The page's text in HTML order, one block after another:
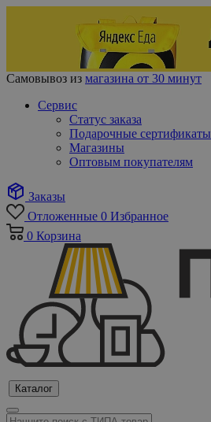
Самовывоз из магазина от 30 минут
Сервис
Статус заказа
Подарочные сертификаты
Магазины
Оптовым покупателям
Заказы
Отложенные 0 Избранное
0 Корзина
Каталог